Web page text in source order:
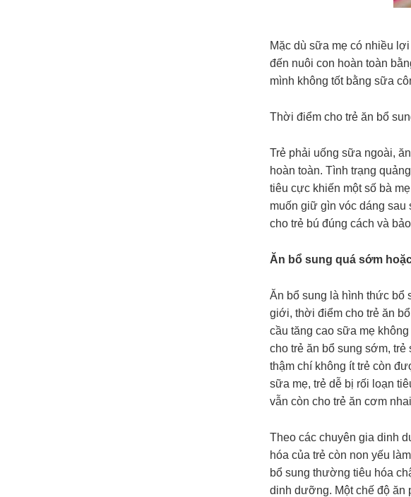
Mặc dù sữa mẹ có nhiều
đến nuôi con hoàn toàn
mình không tốt bằng sữa
Thời điểm cho trẻ ăn bổ
Trẻ phải uống sữa ngoài,
hoàn toàn. Tình trạng
tiêu cực khiến một số bà
muốn giữ gìn vóc dáng sau
cho trẻ bú đúng cách và
Ăn bổ sung quá sớm
Ăn bổ sung là hình thức bổ
giới, thời điểm cho trẻ ăn
cầu tăng cao sữa mẹ
cho trẻ ăn bổ sung sớm,
thậm chí không ít trẻ còn
sữa mẹ, trẻ dễ bị rối loạn
vẫn còn cho trẻ ăn cơm
Theo các chuyên gia dinh
hóa của trẻ còn non yếu
bổ sung thường tiêu hóa
dinh dưỡng. Một chế độ